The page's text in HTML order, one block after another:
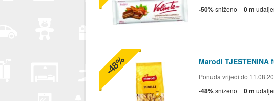
-50%sniženo 0 m
Marodi
Ponuda vrijedi do
-48%sniženo 0 m
-48%